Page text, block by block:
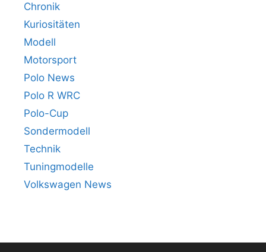
Chronik
Kuriositäten
Modell
Motorsport
Polo News
Polo R WRC
Polo-Cup
Sondermodell
Technik
Tuningmodelle
Volkswagen News